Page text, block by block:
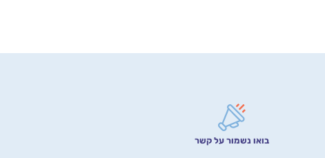
בואו נשמור על קשר